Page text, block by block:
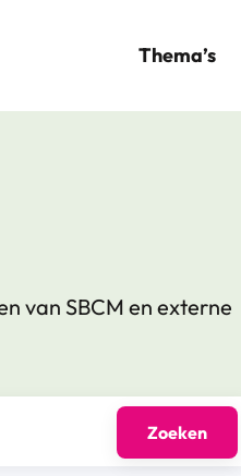
Thema’s
van SBCM en externe
Zoeken